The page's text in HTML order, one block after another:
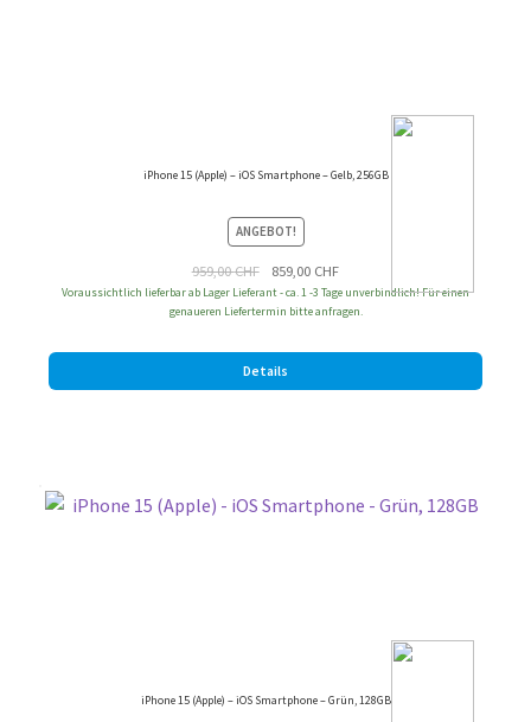
iPhone 15 (Apple) – iOS Smartphone – Gelb, 256GB
ANGEBOT!
959,00CHF
Ursprünglicher
Preis
war:
859,00 CHFAktueller
Preis
ist:
Voraussichtlich lieferbar ab Lager Lieferant - ca. 1 -3 Tage unverbindlich! Für einen
genaueren Liefertermin bitte anfragen.
Details
iPhone 15 (Apple) – iOS Smartphone – Grün, 128GB